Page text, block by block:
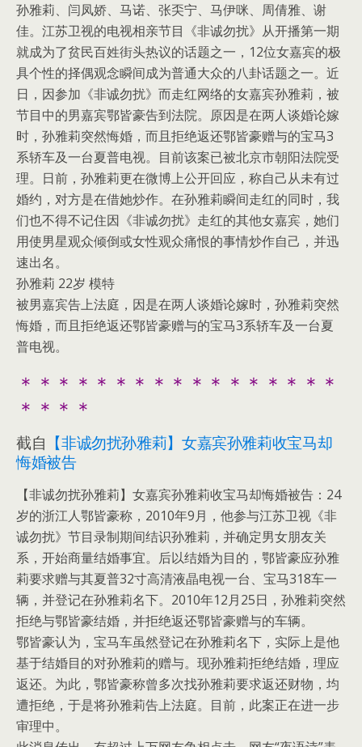
孙雅莉、闫凤娇、马诺、张奀宁、马伊咪、周倩雅、谢
佳。江苏卫视的电视相亲节目《非诚勿扰》从开播第一期
就成为了贫民百姓街头热议的话题之一，12位女嘉宾的极
具个性的择偶观念瞬间成为普通大众的八卦话题之一。近
日，因参加《非诚勿扰》而走红网络的女嘉宾孙雅莉，被
节目中的男嘉宾鄂皆豪告到法院。原因是在两人谈婚论嫁
时，孙雅莉突然悔婚，而且拒绝返还鄂皆豪赠与的宝马3
系轿车及一台夏普电视。目前该案已被北京市朝阳法院受
理。日前，孙雅莉更在微博上公开回应，称自己从未有过
婚约，对方是在借她炒作。在孙雅莉瞬间走红的同时，我
们也不得不记住因《非诚勿扰》走红的其他女嘉宾，她们
用使男星观众倾倒或女性观众痛恨的事情炒作自己，并迅
速出名。
孙雅莉 22岁 模特
被男嘉宾告上法庭，因是在两人谈婚论嫁时，孙雅莉突然
悔婚，而且拒绝返还鄂皆豪赠与的宝马3系轿车及一台夏
普电视。
＊＊＊＊＊＊＊＊＊＊＊＊＊＊＊＊＊
＊＊＊＊
截自 【非诚勿扰孙雅莉】女嘉宾孙雅莉收宝马却
悔婚被告
【非诚勿扰孙雅莉】女嘉宾孙雅莉收宝马却悔婚被告：24
岁的浙江人鄂皆豪称，2010年9月，他参与江苏卫视《非
诚勿扰》节目录制期间结识孙雅莉，并确定男女朋友关
系，开始商量结婚事宜。后以结婚为目的，鄂皆豪应孙雅
莉要求赠与其夏普32寸高清液晶电视一台、宝马318车一
辆，并登记在孙雅莉名下。2010年12月25日，孙雅莉突然
拒绝与鄂皆豪结婚，并拒绝返还鄂皆豪赠与的车辆。
鄂皆豪认为，宝马车虽然登记在孙雅莉名下，实际上是他
基于结婚目的对孙雅莉的赠与。现孙雅莉拒绝结婚，理应
返还。为此，鄂皆豪称曾多次找孙雅莉要求返还财物，均
遭拒绝，于是将孙雅莉告上法庭。目前，此案正在进一步
审理中。